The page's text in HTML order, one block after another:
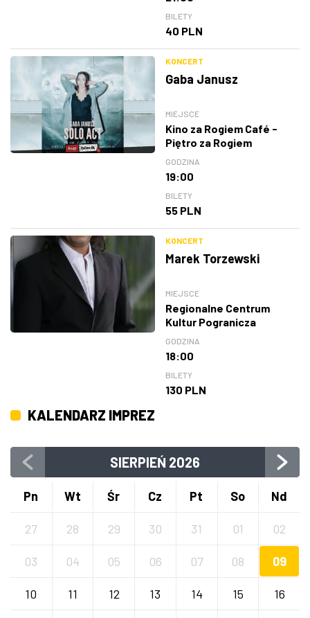
BILETY
40 PLN
KONCERT
Gaba Janusz
MIEJSCE
Kino za Rogiem Café -
Piętro za Rogiem
GODZINA
19:00
BILETY
55 PLN
KONCERT
Marek Torzewski
MIEJSCE
Regionalne Centrum
Kultur Pogranicza
GODZINA
18:00
BILETY
130 PLN
KALENDARZ IMPREZ
SIERPIEŃ 2026
Pn Wt Śr Cz Pt So Nd
27 28 29 30 31 01 02
03 04 05 06 07 08 09
10 11 12 13 14 15 16